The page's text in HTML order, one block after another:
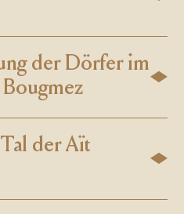
der Dörfer im
der Aït